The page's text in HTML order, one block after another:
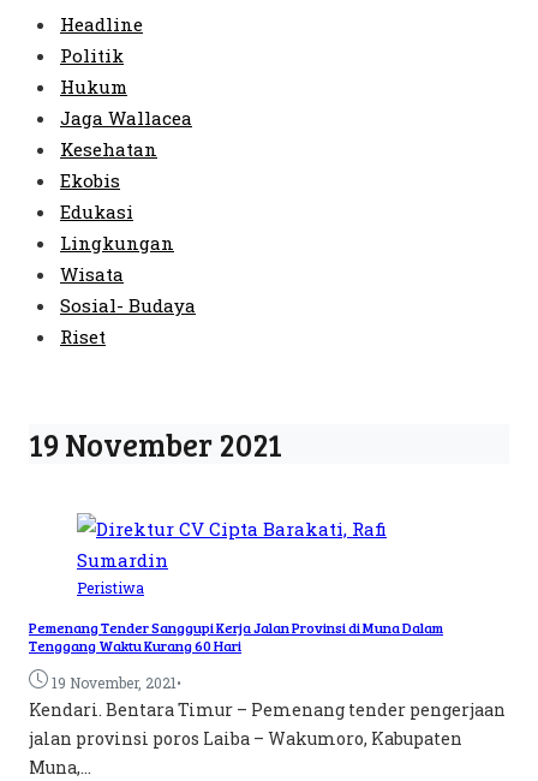
Headline
Politik
Hukum
Jaga Wallacea
Kesehatan
Ekobis
Edukasi
Lingkungan
Wisata
Sosial- Budaya
Riset
19 November 2021
Peristiwa
Pemenang Tender Sanggupi Kerja Jalan Provinsi di Muna Dalam
Tenggang Waktu Kurang 60 Hari
19 November, 2021•
Kendari. Bentara Timur – Pemenang tender pengerjaan
jalan provinsi poros Laiba – Wakumoro, Kabupaten
Muna,...